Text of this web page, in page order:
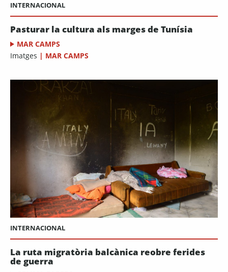
INTERNACIONAL
Pasturar la cultura als marges de Tunísia
MAR CAMPS
Imatges | MAR CAMPS
INTERNACIONAL
La ruta migratòria balcànica reobre ferides
de guerra